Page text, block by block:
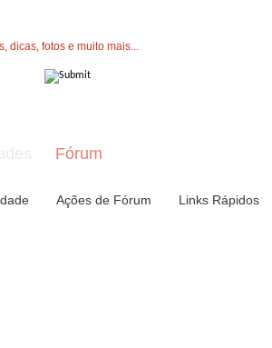
Fórum
Ações de Fórum Links Rápidos